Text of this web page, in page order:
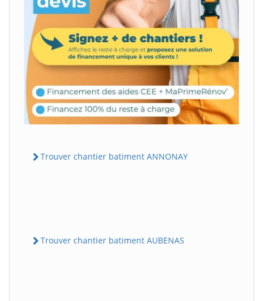
Trouver chantier batiment ANNONAY
Trouver chantier batiment AUBENAS